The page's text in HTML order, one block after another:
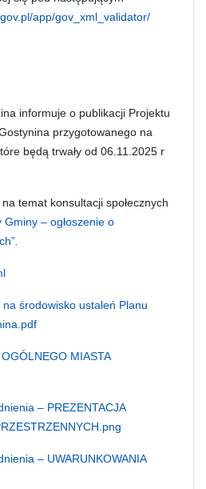
app/gov_xml_validator/
informuje o publikacji Projektu
przygotowanego na
będą trwały od 06.11.2025 r
temat konsultacji społecznych
Gminy – ogłoszenie o
na środowisko ustaleń Planu
MIASTA
– PREZENTACJA
– UWARUNKOWANIA